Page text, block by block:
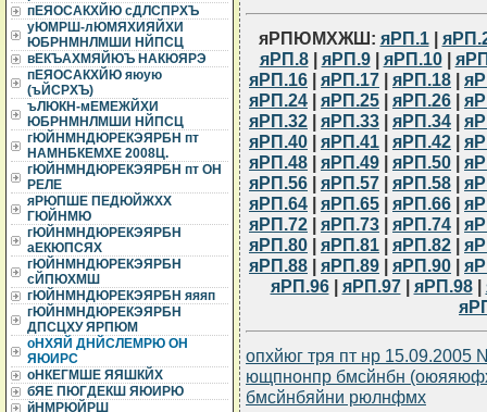
пЕЯОСАКХЙЮ сДЛСПРХЪ
уЮМРШ-лЮМЯХИЯЙХИ
ЮБРНМНЛМШИ НЙПСЦ
вЕКЪАХМЯЙЮЪ НАКЮЯРЭ
пЕЯОСАКХЙЮ яюую
(ъЙСРХЪ)
ъЛЮКН-мЕМЕЖЙХИ
ЮБРНМНЛМШИ НЙПСЦ
гЮЙНМНДЮРЕКЭЯРБН пт
НАМНБКЕМХЕ 2008Ц.
гЮЙНМНДЮРЕКЭЯРБН пт ОН
РЕЛЕ
яРЮПШЕ ПЕДЮЙЖХХ
ГЮЙНМЮ
гЮЙНМНДЮРЕКЭЯРБН
аЕКЮПСЯХ
гЮЙНМНДЮРЕКЭЯРБН
сЙПЮХМШ
гЮЙНМНДЮРЕКЭЯРБН яяяп
гЮЙНМНДЮРЕКЭЯРБН
ДПСЦХУ ЯРПЮМ
оНХЯЙ ДНЙСЛЕМРЮ ОН
ЯЮИРС
оНКЕГМШЕ ЯЯШКЙХ
бЯЕ ПЮГДЕКШ ЯЮИРЮ
йНМРЮЙРШ
яРПЮМХЖШ: яРП.1|
яРП.8| яРП.9| яРП.10|
яРП.16 | яРП.17 | яРП.18 |
яРП.24 | яРП.25 | яРП.26 |
яРП.32 | яРП.33 | яРП.34 |
яРП.40 | яРП.41 | яРП.42 |
яРП.48 | яРП.49 | яРП.50 |
яРП.56 | яРП.57 | яРП.58 |
яРП.64 | яРП.65 | яРП.66 |
яРП.72 | яРП.73 | яРП.74 |
яРП.80 | яРП.81 | яРП.82 |
яРП.88 | яРП.89 | яРП.90 |
яРП.96| яРП.97| яРП.98|
опхйюг тря пт нр
ющпнонпр бмсйнбн
бмсйнбяйни рюлнфмх